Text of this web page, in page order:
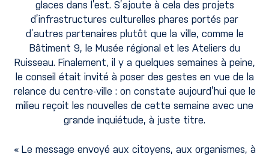
glaces dans l’est. S’ajoute à cela des projets
d’infrastructures culturelles phares portés par
d’autres partenaires plutôt que la ville, comme le
Bâtiment 9, le Musée régional et les Ateliers du
Ruisseau. Finalement, il y a quelques semaines à peine,
le conseil était invité à poser des gestes en vue de la
relance du centre-ville : on constate aujourd’hui que le
milieu reçoit les nouvelles de cette semaine avec une
grande inquiétude, à juste titre.
« Le message envoyé aux citoyens, aux organismes, à